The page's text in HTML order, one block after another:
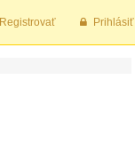
Registrovať Prihlásiť